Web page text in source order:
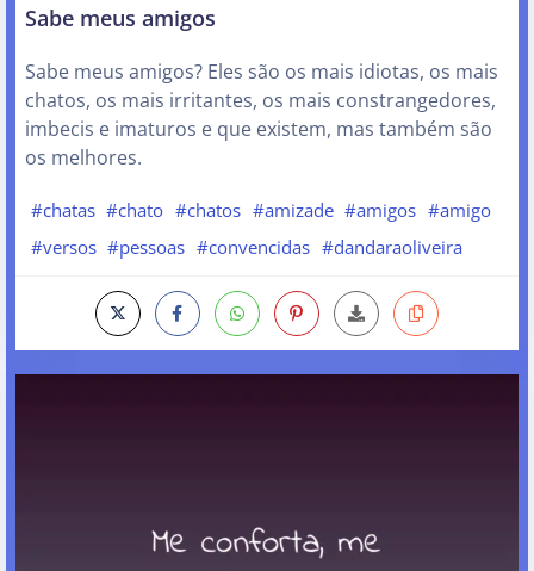
Sabe meus amigos
Sabe meus amigos? Eles são os mais idiotas, os mais
chatos, os mais irritantes, os mais constrangedores,
imbecis e imaturos e que existem, mas também são
os melhores.
#chatas #chato #chatos #amizade #amigos #amigo
#versos #pessoas #convencidas #dandaraoliveira